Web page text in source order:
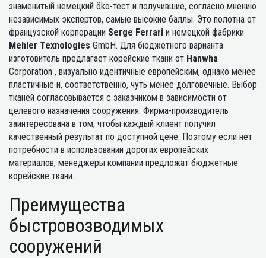
знаменитый немецкий öko-тест и получившие, согласно мнению
независимых экспертов, самые высокие баллы. Это полотна от
французской корпорации Serge Ferrari и немецкой фабрики
Mehler Texnologies GmbH. Для бюджетного варианта
изготовитель предлагает корейские ткани от Hanwha
Corporation , визуально идентичные европейским, однако менее
пластичные и, соответственно, чуть менее долговечные. Выбор
тканей согласовывается с заказчиком в зависимости от
целевого назначения сооружения. Фирма-производитель
заинтересована в том, чтобы каждый клиент получил
качественный результат по доступной цене. Поэтому если нет
потребности в использовании дорогих европейских
материалов, менеджеры компании предложат бюджетные
корейские ткани.
Преимущества
быстровозводимых
сооружений